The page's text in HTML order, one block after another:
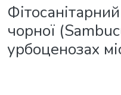
чорної
урбоценозах